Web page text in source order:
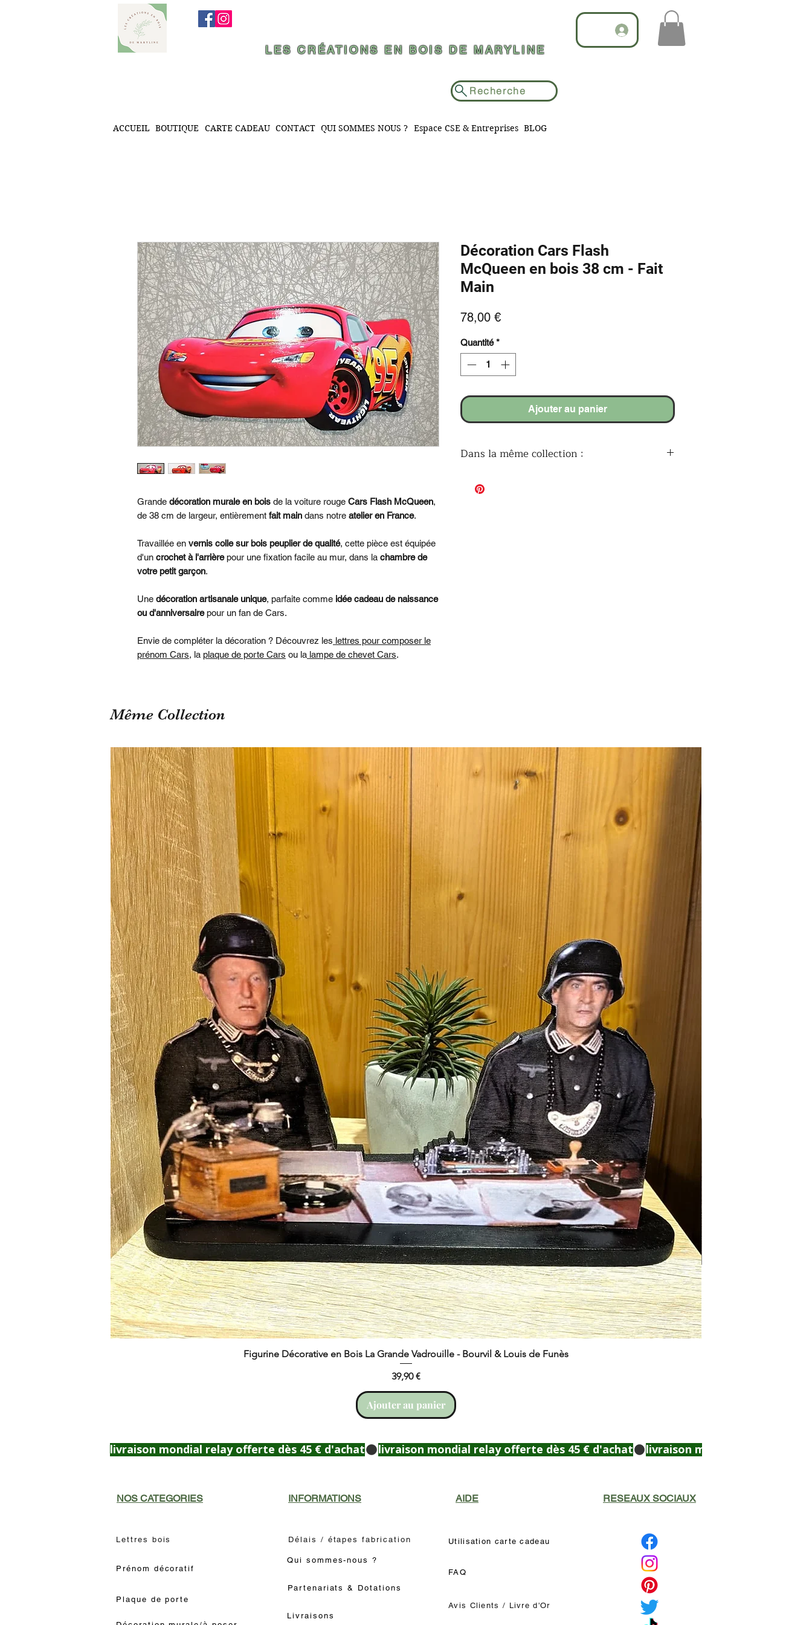
LES CRÉATIONS EN BOIS DE MARYLINE
Recherche
ACCUEIL BOUTIQUE CARTE CADEAU CONTACT QUI SOMMES NOUS ? Espace CSE & Entreprises BLOG
Grande décoration murale en bois de la voiture rouge Cars Flash McQueen,
de 38 cm de largeur, entièrement fait main dans notre atelier en France.
Travaillée en vernis colle sur bois peuplier de qualité, cette pièce est équipée
d'un crochet à l'arrièrepour une fixation facile au mur, dans la chambre de
votre petit garçon.
Une décoration artisanale unique, parfaite comme idée cadeau de naissance
ou d'anniversairepour un fan de Cars.
Envie de compléter la décoration ? Découvrez les lettres pour composer le
prénom Cars, la plaque de porte Cars ou la lampe de chevet Cars.
Décoration Cars Flash
McQueen en bois 38 cm - Fait
Main
78,00 €Prix
Quantité *
Ajouter au panier
Dans la même collection :
La plaque de porte prénom Cars
Même Collection
Figurine Décorative en Bois La Grande Vadrouille - Bourvil & Louis de Funès
Prix
39,90 €
Ajouter au panier
livraison mondial relay offerte dès 45 € d'achat
NOS CATEGORIES
Lettres bois
Prénom décoratif
Plaque de porte
INFORMATIONS
Délais / étapes fabrication
Qui sommes-nous ?
Partenariats & Dotations
Livraisons
AIDE
Utilisation carte cadeau
FAQ
Avis Clients / Livre d'Or
RESEAUX SOCIAUX